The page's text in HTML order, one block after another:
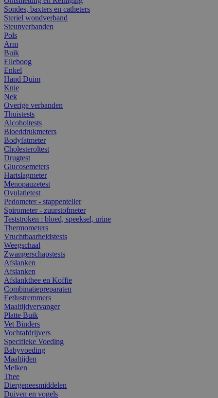
Sondes, baxters en catheters
Steriel wondverband
Steunverbanden
Pols
Arm
Buik
Elleboog
Enkel
Hand Duim
Knie
Nek
Overige verbanden
Thuistests
Alcoholtests
Bloeddrukmeters
Bodyfatmeter
Cholesteroltest
Drugtest
Glucosemeters
Hartslagmeter
Menopauzetest
Ovulatietest
Pedometer - stappenteller
Spirometer - zuurstofmeter
Teststroken : bloed, speeksel, urine
Thermometers
Vruchtbaarheidstests
Weegschaal
Zwangerschapstests
Afslanken
Afslanken
Afslankthee en Koffie
Combinatiepreparaten
Eetlustremmers
Maaltijdvervanger
Platte Buik
Vet Binders
Vochtafdrijvers
Specifieke Voeding
Babyvoeding
Maaltijden
Melken
Thee
Diergeneesmiddelen
Duiven en vogels